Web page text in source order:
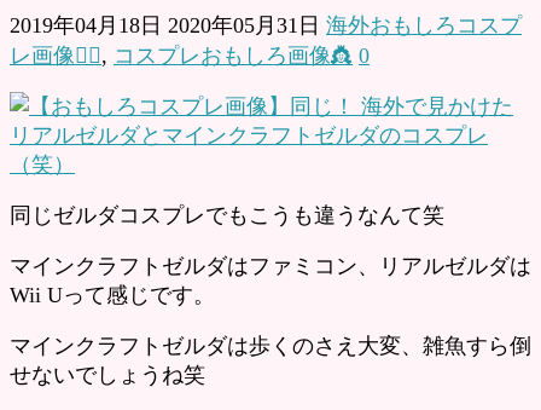
2019年04月18日 2020年05月31日 海外おもしろコスプ
レ画像🧝‍♂️, コスプレおもしろ画像👸 0
同じゼルダコスプレでもこうも違うなんて笑
マインクラフトゼルダはファミコン、リアルゼルダは
Wii Uって感じです。
マインクラフトゼルダは歩くのさえ大変、雑魚すら倒
せないでしょうね笑